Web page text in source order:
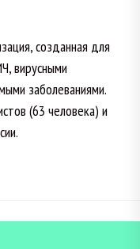
созданная для
вирусными
заболеваниями.
(63 человека) и